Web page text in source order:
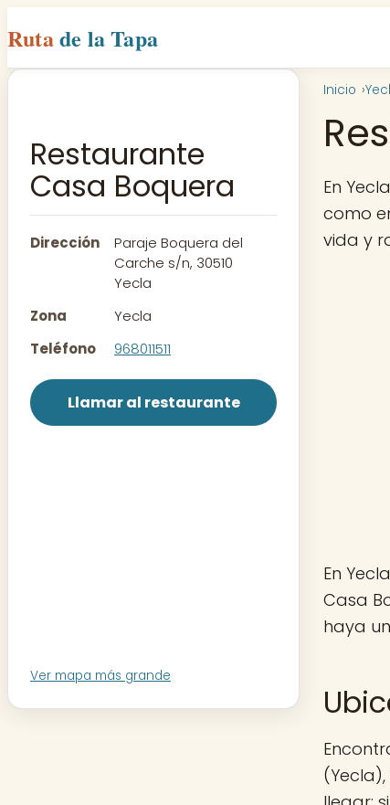
Rutade la Tapa
Restaurante
Casa Boquera
Dirección
Paraje Boquera del
Carche s/n, 30510
Yecla
Zona
Yecla
Teléfono
968011511
Llamar al restaurante
Ver mapa más grande
Inicio
En
como
vida y
En
Casa
haya